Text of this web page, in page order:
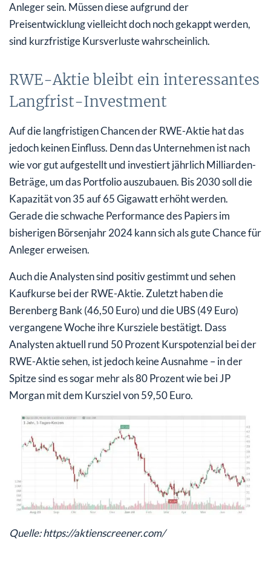
Anleger sein. Müssen diese aufgrund der
Preisentwicklung vielleicht doch noch gekappt werden,
sind kurzfristige Kursverluste wahrscheinlich.
RWE-Aktie bleibt ein interessantes
Langfrist-Investment
Auf die langfristigen Chancen der RWE-Aktie hat das
jedoch keinen Einfluss. Denn das Unternehmen ist nach
wie vor gut aufgestellt und investiert jährlich Milliarden-
Beträge, um das Portfolio auszubauen. Bis 2030 soll die
Kapazität von 35 auf 65 Gigawatt erhöht werden.
Gerade die schwache Performance des Papiers im
bisherigen Börsenjahr 2024 kann sich als gute Chance für
Anleger erweisen.
Auch die Analysten sind positiv gestimmt und sehen
Kaufkurse bei der RWE-Aktie. Zuletzt haben die
Berenberg Bank (46,50 Euro) und die UBS (49 Euro)
vergangene Woche ihre Kursziele bestätigt. Dass
Analysten aktuell rund 50 Prozent Kurspotenzial bei der
RWE-Aktie sehen, ist jedoch keine Ausnahme – in der
Spitze sind es sogar mehr als 80 Prozent wie bei JP
Morgan mit dem Kursziel von 59,50 Euro.
Quelle: https://aktienscreener.com/